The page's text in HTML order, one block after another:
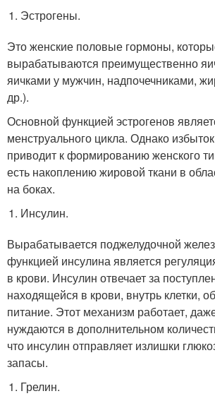
Эстрогены.
Это женские половые гормоны,
вырабатываются преимущественно
яичками у мужчин, надпочечниками,
др.).
Основной функцией эстрогенов
менструального цикла. Однако
приводит к формированию женского
есть накоплению жировой ткани в
на боках.
Инсулин.
Вырабатывается поджелудочной
функцией инсулина является
в крови. Инсулин отвечает за
находящейся в крови, внутрь клетки,
питание. Этот механизм работает,
нуждаются в дополнительном
что инсулин отправляет излишки
запасы.
Грелин.